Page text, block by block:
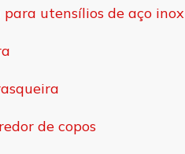
para utensílios de aço inox
de copos